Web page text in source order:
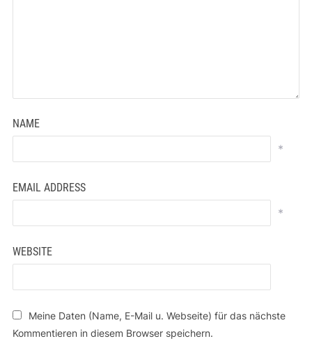
NAME
*
EMAIL ADDRESS
*
WEBSITE
Meine Daten (Name, E-Mail u. Webseite) für das nächste
Kommentieren in diesem Browser speichern.